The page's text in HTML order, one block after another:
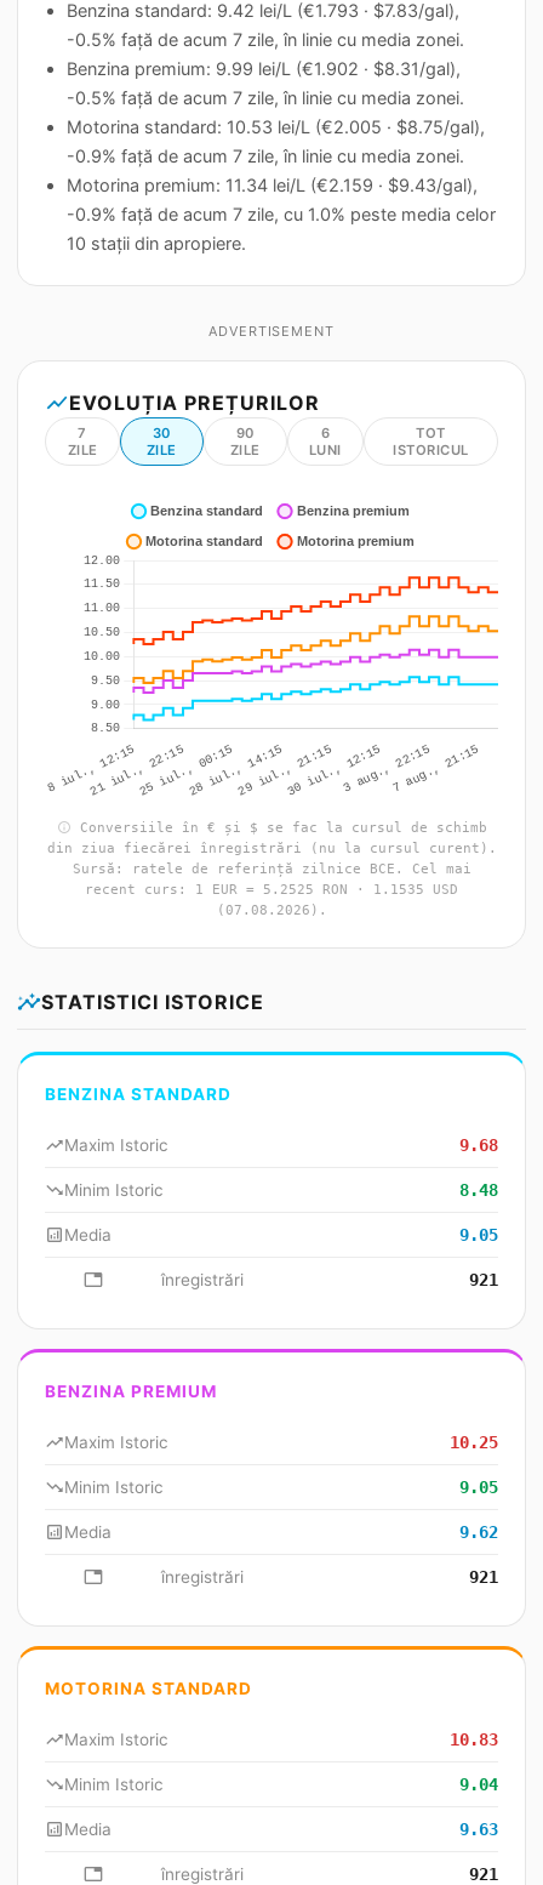
Benzina standard: 9.42 lei/L (€1.793 · $7.83/gal),
-0.5% față de acum 7 zile, în linie cu media zonei.
Benzina premium: 9.99 lei/L (€1.902 · $8.31/gal),
-0.5% față de acum 7 zile, în linie cu media zonei.
Motorina standard: 10.53 lei/L (€2.005 · $8.75/gal),
-0.9% față de acum 7 zile, în linie cu media zonei.
Motorina premium: 11.34 lei/L (€2.159 · $9.43/gal),
-0.9% față de acum 7 zile, cu 1.0% peste media celor
10 stații din apropiere.
ADVERTISEMENT
show_chartEVOLUȚIA PREȚURILOR
7
ZILE
30
ZILE
90
ZILE
6
LUNI
TOT
ISTORICUL
info Conversiile în € și $ se fac la cursul de schimb
din ziua fiecărei înregistrări (nu la cursul curent).
Sursă: ratele de referință zilnice BCE. Cel mai
recent curs: 1 EUR = 5.2525 RON · 1.1535 USD
(07.08.2026).
insightsSTATISTICI ISTORICE
BENZINA STANDARD
trending_upMaxim Istoric 9.68
trending_downMinim Istoric 8.48
analyticsMedia 9.05
database înregistrări 921
BENZINA PREMIUM
trending_upMaxim Istoric 10.25
trending_downMinim Istoric 9.05
analyticsMedia 9.62
database înregistrări 921
MOTORINA STANDARD
trending_upMaxim Istoric 10.83
trending_downMinim Istoric 9.04
analyticsMedia 9.63
database înregistrări 921